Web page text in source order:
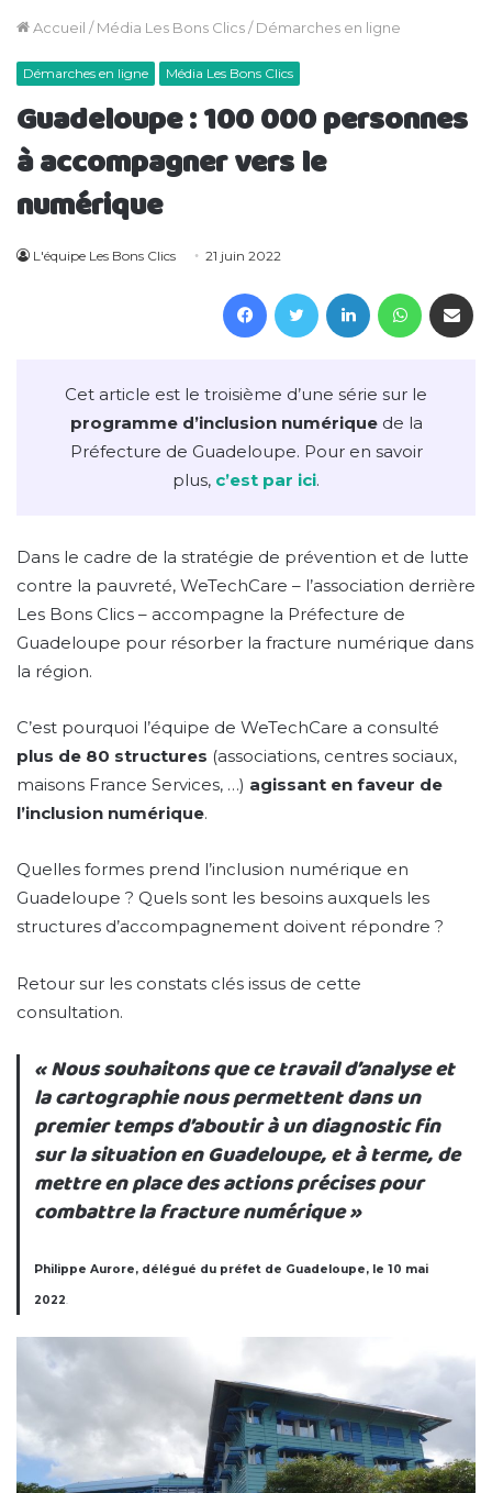
Accueil / Média Les Bons Clics/ Démarches en ligne
Démarches en ligne Média Les Bons Clics
Guadeloupe : 100 000 personnes
à accompagner vers le
numérique
L'équipe Les Bons Clics 21 juin 2022
FacebookTwitter Linkedin
Cet article est le troisième d’une série sur le
programme d’inclusion numériquede la
Préfecture de Guadeloupe. Pour en savoir
plus, c’est par ici.
Dans le cadre de la stratégie de prévention et de lutte
contre la pauvreté, WeTechCare – l’association derrière
Les Bons Clics – accompagne la Préfecture de
Guadeloupe pour résorber la fracture numérique dans
la région.
C’est pourquoi l’équipe de WeTechCare a consulté
plus de 80 structures (associations, centres sociaux,
maisons France Services, …) agissant en faveur de
l’inclusion numérique.
Quelles formes prend l’inclusion numérique en
Guadeloupe ? Quels sont les besoins auxquels les
structures d’accompagnement doivent répondre ?
Retour sur les constats clés issus de cette
consultation.
« Nous souhaitons que ce travail d’analyse et
la cartographie nous permettent dans un
premier temps d’aboutir à un diagnostic fin
sur la situation en Guadeloupe, et à terme, de
mettre en place des actions précises pour
combattre la fracture numérique »
Philippe Aurore, délégué du préfet de Guadeloupe, le 10 mai
2022